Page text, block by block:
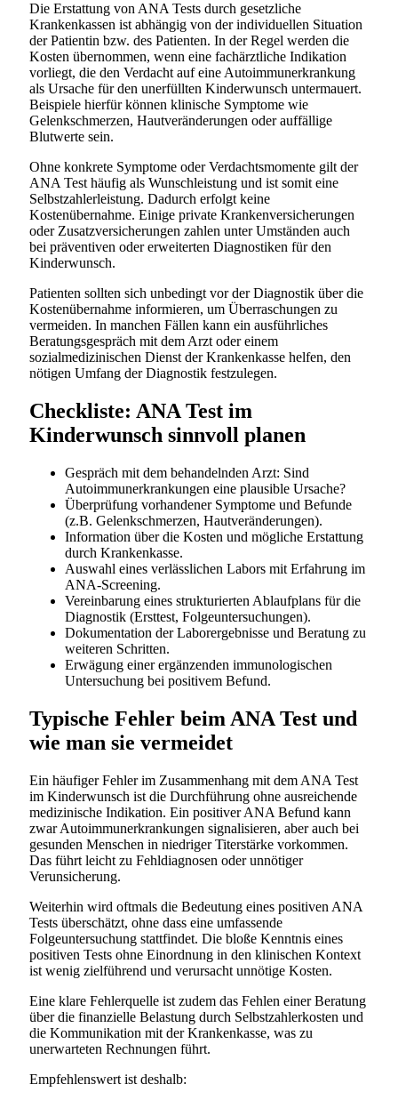
Die Erstattung von ANA Tests durch gesetzliche
Krankenkassen ist abhängig von der individuellen Situation
der Patientin bzw. des Patienten. In der Regel werden die
Kosten übernommen, wenn eine fachärztliche Indikation
vorliegt, die den Verdacht auf eine Autoimmunerkrankung
als Ursache für den unerfüllten Kinderwunsch untermauert.
Beispiele hierfür können klinische Symptome wie
Gelenkschmerzen, Hautveränderungen oder auffällige
Blutwerte sein.
Ohne konkrete Symptome oder Verdachtsmomente gilt der
ANA Test häufig als Wunschleistung und ist somit eine
Selbstzahlerleistung. Dadurch erfolgt keine
Kostenübernahme. Einige private Krankenversicherungen
oder Zusatzversicherungen zahlen unter Umständen auch
bei präventiven oder erweiterten Diagnostiken für den
Kinderwunsch.
Patienten sollten sich unbedingt vor der Diagnostik über die
Kostenübernahme informieren, um Überraschungen zu
vermeiden. In manchen Fällen kann ein ausführliches
Beratungsgespräch mit dem Arzt oder einem
sozialmedizinischen Dienst der Krankenkasse helfen, den
nötigen Umfang der Diagnostik festzulegen.
Checkliste: ANA Test im
Kinderwunsch sinnvoll planen
Gespräch mit dem behandelnden Arzt: Sind
Autoimmunerkrankungen eine plausible Ursache?
Überprüfung vorhandener Symptome und Befunde
(z.B. Gelenkschmerzen, Hautveränderungen).
Information über die Kosten und mögliche Erstattung
durch Krankenkasse.
Auswahl eines verlässlichen Labors mit Erfahrung im
ANA-Screening.
Vereinbarung eines strukturierten Ablaufplans für die
Diagnostik (Ersttest, Folgeuntersuchungen).
Dokumentation der Laborergebnisse und Beratung zu
weiteren Schritten.
Erwägung einer ergänzenden immunologischen
Untersuchung bei positivem Befund.
Typische Fehler beim ANA Test und
wie man sie vermeidet
Ein häufiger Fehler im Zusammenhang mit dem ANA Test
im Kinderwunsch ist die Durchführung ohne ausreichende
medizinische Indikation. Ein positiver ANA Befund kann
zwar Autoimmunerkrankungen signalisieren, aber auch bei
gesunden Menschen in niedriger Titerstärke vorkommen.
Das führt leicht zu Fehldiagnosen oder unnötiger
Verunsicherung.
Weiterhin wird oftmals die Bedeutung eines positiven ANA
Tests überschätzt, ohne dass eine umfassende
Folgeuntersuchung stattfindet. Die bloße Kenntnis eines
positiven Tests ohne Einordnung in den klinischen Kontext
ist wenig zielführend und verursacht unnötige Kosten.
Eine klare Fehlerquelle ist zudem das Fehlen einer Beratung
über die finanzielle Belastung durch Selbstzahlerkosten und
die Kommunikation mit der Krankenkasse, was zu
unerwarteten Rechnungen führt.
Empfehlenswert ist deshalb: